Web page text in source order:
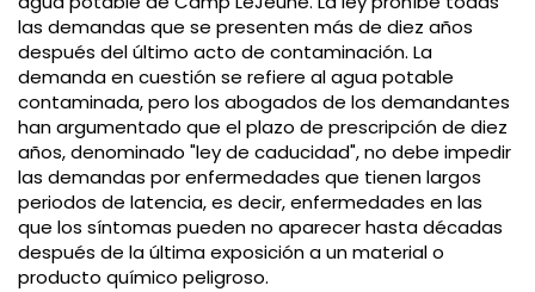
las demandas que se presenten más de diez años
después del último acto de contaminación. La
demanda en cuestión se refiere al agua potable
contaminada, pero los abogados de los demandantes
han argumentado que el plazo de prescripción de diez
años, denominado "ley de caducidad", no debe impedir
las demandas por enfermedades que tienen largos
periodos de latencia, es decir, enfermedades en las
que los síntomas pueden no aparecer hasta décadas
después de la última exposición a un material o
producto químico peligroso.